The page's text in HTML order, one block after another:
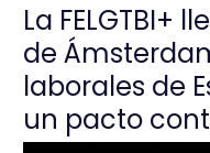
La FELGTBI+
de
laborales de
un pacto